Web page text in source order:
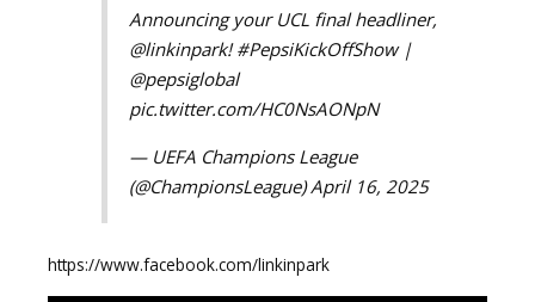
Announcing your UCL final headliner,
@linkinpark!#PepsiKickOffShow|
@pepsiglobal
pic.twitter.com/HC0NsAONpN
— UEFA Champions League
(@ChampionsLeague)April 16, 2025
https://www.facebook.com/linkinpark